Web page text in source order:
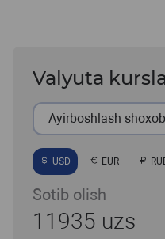
Valyuta
Ayirboshlash
USD EUR
Sotib olish
11935 uzs